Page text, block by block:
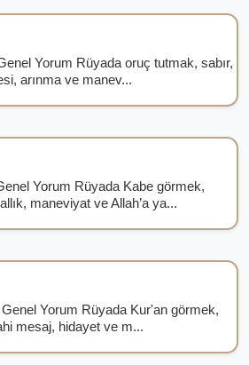
Yorum Rüyada oruç tutmak, sabır,
arınma ve manev...
Yorum Rüyada Kabe görmek,
maneviyat ve Allah’a ya...
Genel Yorum Rüyada Kur'an görmek,
mesaj, hidayet ve m...